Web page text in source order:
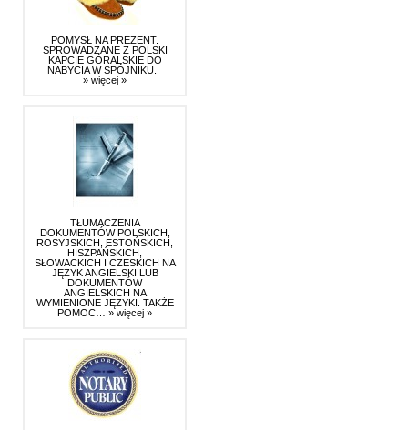
POMYSŁ NA PREZENT.
SPROWADZANE Z POLSKI
KAPCIE GÓRALSKIE DO
NABYCIA W SPÓJNIKU.
» więcej »
TŁUMACZENIA
DOKUMENTÓW POLSKICH,
ROSYJSKICH, ESTOŃSKICH,
HISZPAŃSKICH,
SŁOWACKICH I CZESKICH NA
JĘZYK ANGIELSKI LUB
DOKUMENTÓW
ANGIELSKICH NA
WYMIENIONE JĘZYKI. TAKŻE
POMOC… » więcej »